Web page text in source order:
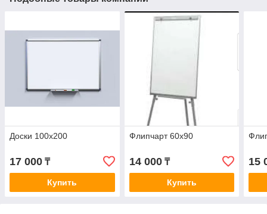
Доски 100х200
17 000 ₸
Купить
Флипчарт 60х90
14 000₸
Купить
15